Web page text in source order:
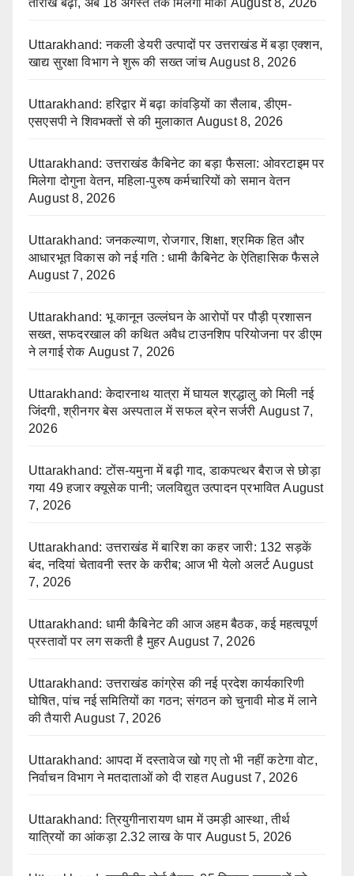
Uttarakhand: नकली डेयरी उत्पादों पर उत्तराखंड में बड़ा एक्शन,
खाद्य सुरक्षा विभाग ने शुरू की सख्त जांच August 8, 2026
Uttarakhand: हरिद्वार में बढ़ा कांवड़ियों का सैलाब, डीएम-
एसएसपी ने शिवभक्तों से की मुलाकात August 8, 2026
Uttarakhand: उत्तराखंड कैबिनेट का बड़ा फैसला: ओवरटाइम पर
मिलेगा दोगुना वेतन, महिला-पुरुष कर्मचारियों को समान वेतन
August 8, 2026
Uttarakhand: जनकल्याण, रोजगार, शिक्षा, श्रमिक हित और
आधारभूत विकास को नई गति : धामी कैबिनेट के ऐतिहासिक फैसले
August 7, 2026
Uttarakhand: भू कानून उल्लंघन के आरोपों पर पौड़ी प्रशासन
सख्त, सफदरखाल की कथित अवैध टाउनशिप परियोजना पर डीएम
ने लगाई रोक August 7, 2026
Uttarakhand: केदारनाथ यात्रा में घायल श्रद्धालु को मिली नई
जिंदगी, श्रीनगर बेस अस्पताल में सफल ब्रेन सर्जरी August 7,
2026
Uttarakhand: टोंस-यमुना में बढ़ी गाद, डाकपत्थर बैराज से छोड़ा
गया 49 हजार क्यूसेक पानी; जलविद्युत उत्पादन प्रभावित August
7, 2026
Uttarakhand: उत्तराखंड में बारिश का कहर जारी: 132 सड़कें
बंद, नदियां चेतावनी स्तर के करीब; आज भी येलो अलर्ट August
7, 2026
Uttarakhand: धामी कैबिनेट की आज अहम बैठक, कई महत्वपूर्ण
प्रस्तावों पर लग सकती है मुहर August 7, 2026
Uttarakhand: उत्तराखंड कांग्रेस की नई प्रदेश कार्यकारिणी
घोषित, पांच नई समितियों का गठन; संगठन को चुनावी मोड में लाने
की तैयारी August 7, 2026
Uttarakhand: आपदा में दस्तावेज खो गए तो भी नहीं कटेगा वोट,
निर्वाचन विभाग ने मतदाताओं को दी राहत August 7, 2026
Uttarakhand: त्रियुगीनारायण धाम में उमड़ी आस्था, तीर्थ
यात्रियों का आंकड़ा 2.32 लाख के पार August 5, 2026